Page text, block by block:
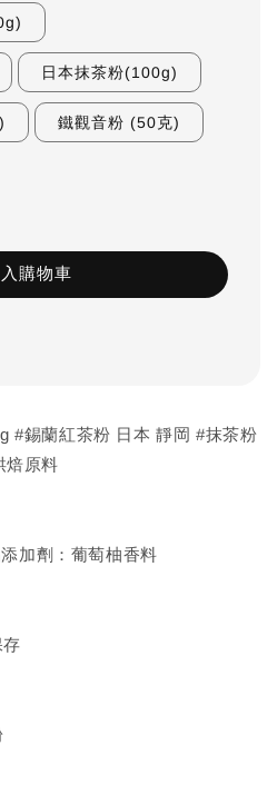
日本抹茶粉(100g)
鐵觀音粉 (50克)
購物車
#錫蘭紅茶粉 日本 靜岡 #抹茶粉
焙原料
加劑：葡萄柚香料